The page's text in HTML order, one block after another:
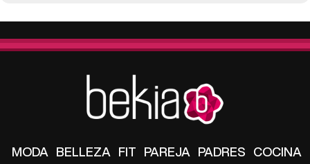
MODA BELLEZA FIT PAREJA PADRES COCINA